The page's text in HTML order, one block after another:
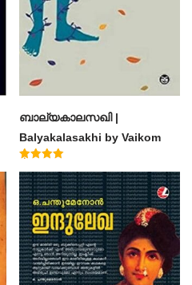
ബാല്യകാലസഖി |
Balyakalasakhi by Vaikom
Muhammad Basheer
4.60
out of 5